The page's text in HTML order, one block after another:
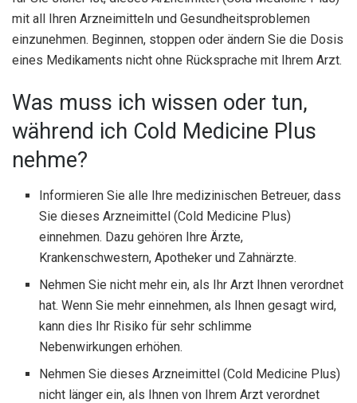
mit all Ihren Arzneimitteln und Gesundheitsproblemen
einzunehmen. Beginnen, stoppen oder ändern Sie die Dosis
eines Medikaments nicht ohne Rücksprache mit Ihrem Arzt.
Was muss ich wissen oder tun,
während ich Cold Medicine Plus
nehme?
Informieren Sie alle Ihre medizinischen Betreuer, dass
Sie dieses Arzneimittel (Cold Medicine Plus)
einnehmen. Dazu gehören Ihre Ärzte,
Krankenschwestern, Apotheker und Zahnärzte.
Nehmen Sie nicht mehr ein, als Ihr Arzt Ihnen verordnet
hat. Wenn Sie mehr einnehmen, als Ihnen gesagt wird,
kann dies Ihr Risiko für sehr schlimme
Nebenwirkungen erhöhen.
Nehmen Sie dieses Arzneimittel (Cold Medicine Plus)
nicht länger ein, als Ihnen von Ihrem Arzt verordnet